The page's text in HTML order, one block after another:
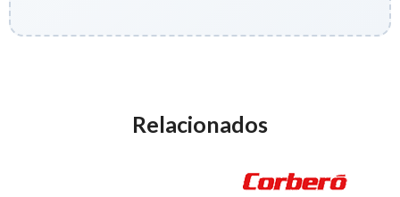
Relacionados